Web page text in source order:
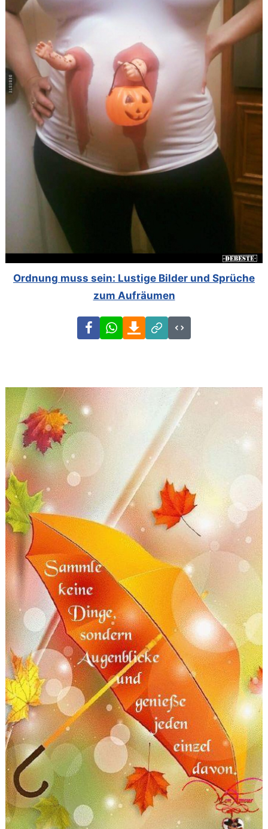
Ordnung muss sein: Lustige Bilder und Sprüche
zum Aufräumen
FacebookWhatsAppDownload
Link
Code